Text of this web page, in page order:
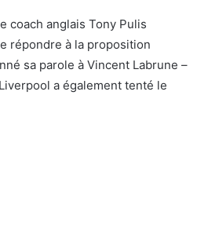
coach anglais Tony Pulis
répondre à la proposition
sa parole à Vincent Labrune –
a également tenté le